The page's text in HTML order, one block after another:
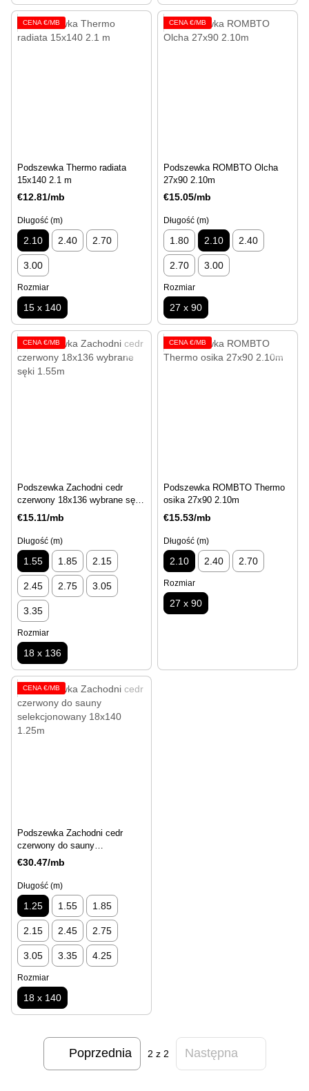
CENA €/MB
Podszewka Thermo radiata
15x140 2.1 m
€12.81/mb
Długość (m)
2.10 2.40 2.70
3.00
Rozmiar
15 x 140
CENA €/MB
Podszewka ROMBTO Olcha
27x90 2.10m
€15.05/mb
Długość (m)
1.80 2.10 2.40
2.70 3.00
Rozmiar
27 x 90
CENA €/MB
Podszewka Zachodni cedr
czerwony 18x136 wybrane sęki
1.55m
€15.11/mb
Długość (m)
1.55 1.85 2.15
2.45 2.75 3.05
3.35
Rozmiar
18 x 136
CENA €/MB
Podszewka ROMBTO Thermo
osika 27x90 2.10m
€15.53/mb
Długość (m)
2.10 2.40 2.70
Rozmiar
27 x 90
CENA €/MB
Podszewka Zachodni cedr
czerwony do sauny
selekcjonowany 18x140 1.25m
€30.47/mb
Długość (m)
1.25 1.55 1.85
2.15 2.45 2.75
3.05 3.35 4.25
Rozmiar
18 x 140
Poprzednia 2 z 2 Następna